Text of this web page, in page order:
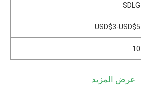
SDLG
USD$3-USD$5
10
عرض المزيد